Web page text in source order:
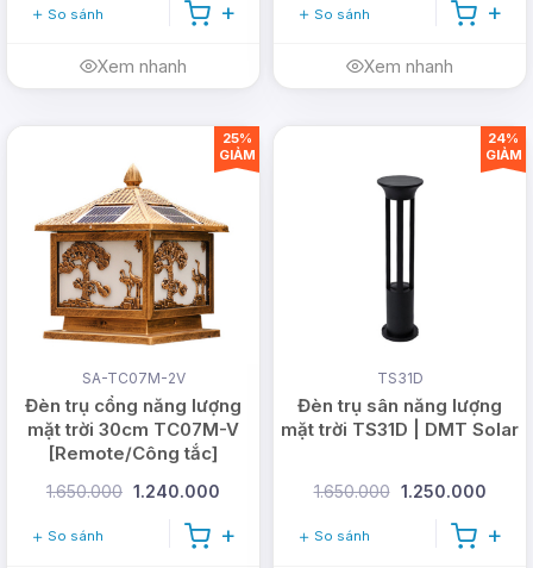
So sánh
Xem nhanh
So sánh
Xem nhanh
SA-TC07M-2V
Đèn trụ cổng năng lượng
mặt trời 30cm TC07M-V
[Remote/Công tắc]
1.650.000 1.240.000
So sánh
25%
GIẢM
TS31D
Đèn trụ sân năng lượng
mặt trời TS31D | DMT Solar
1.650.000 1.250.000
So sánh
24%
GIẢM